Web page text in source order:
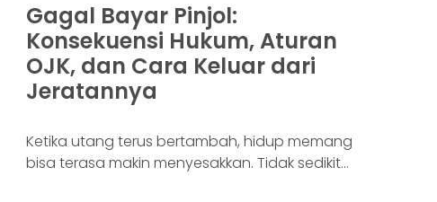
Gagal Bayar Pinjol:
Konsekuensi Hukum, Aturan
OJK, dan Cara Keluar dari
Jeratannya
Ketika utang terus bertambah, hidup memang
bisa terasa makin menyesakkan. Tidak sedikit